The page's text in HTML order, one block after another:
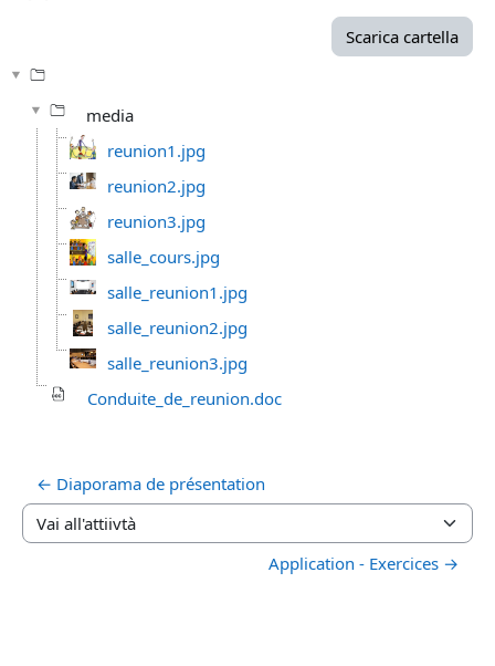
Scarica cartella
media
reunion1.jpg
reunion2.jpg
reunion3.jpg
salle_cours.jpg
salle_reunion1.jpg
salle_reunion2.jpg
salle_reunion3.jpg
Conduite_de_reunion.doc
← Diaporama de présentation
Vai all'attiivtà
Application - Exercices →